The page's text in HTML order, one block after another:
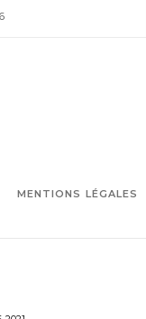
MENTIONS LÉGALES